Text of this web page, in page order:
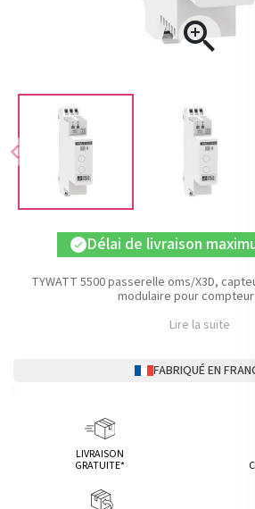
chevron_left

check Délai de livraison
TYWATT 5500 passerelle oms/X3D,
modulaire pour compteur
Lire la suite
FABRIQUÉ EN
LIVRAISON
GRATUITE*